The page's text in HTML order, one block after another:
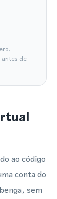
antes de
ao código
conta do
sem